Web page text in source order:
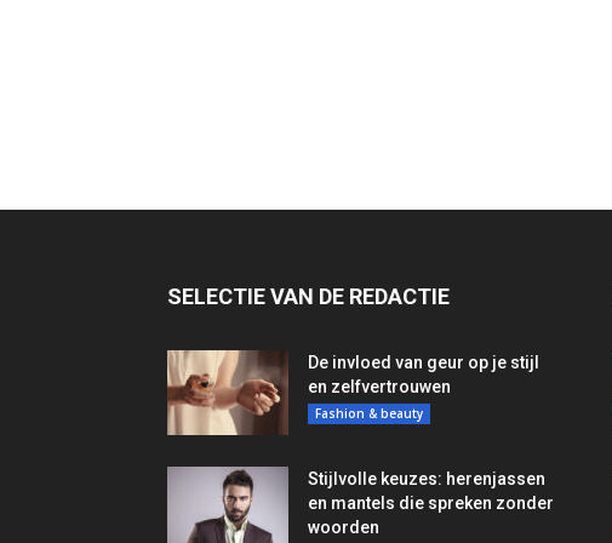
SELECTIE VAN DE REDACTIE
De invloed van geur op je stijl
en zelfvertrouwen
Fashion & beauty
Stijlvolle keuzes: herenjassen
en mantels die spreken zonder
woorden